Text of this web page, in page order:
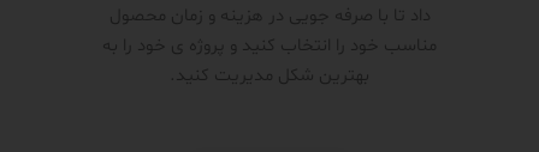
داد تا با صرفه جویی در هزینه و زمان محصول
مناسب خود را انتخاب کنید و پروژه ی خود را به
بهترین شکل مدیریت کنید.